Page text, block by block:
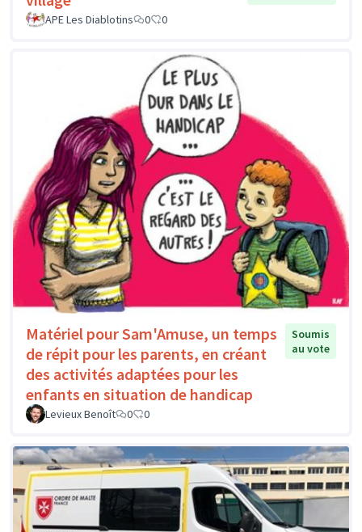
APE Les Diablotins
0 0
Matériel pour Sam'Amuse, un temps
de répit pour les parents, en créant
des activités adaptées pour les
enfants en situation de handicap
Soumis
au vote
Levieux Benoît 0 0